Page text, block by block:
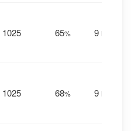
1025 65% 9
1025 68% 9